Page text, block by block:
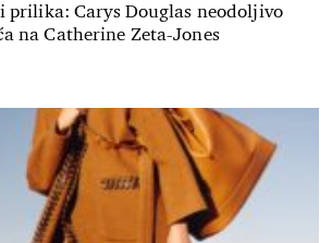
prilika: Carys Douglas neodoljivo
na Catherine Zeta-Jones